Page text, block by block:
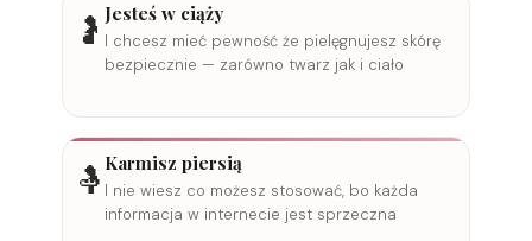
🤰 Jesteś w ciąży
I chcesz mieć pewność że pielęgnujesz skórę
bezpiecznie — zarówno twarz jak i ciało
🤱 Karmisz piersią
I nie wiesz co możesz stosować, bo każda
informacja w internecie jest sprzeczna